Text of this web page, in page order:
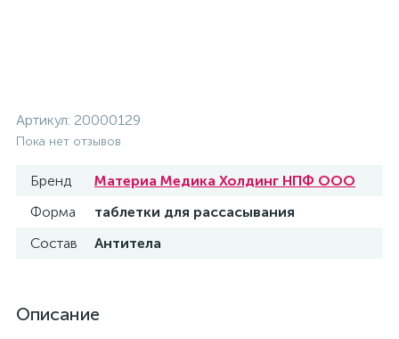
Артикул: 20000129
Пока нет отзывов
Бренд
Материа Медика Холдинг НПФ ООО
Форма
таблетки для рассасывания
Состав
Антитела
Описание